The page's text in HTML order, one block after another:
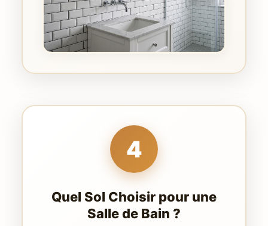
4
Quel Sol Choisir pour une
Salle de Bain ?